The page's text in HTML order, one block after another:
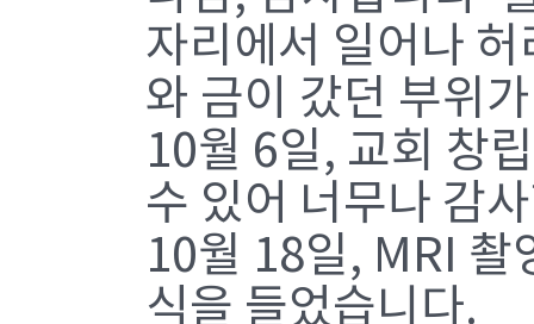
자리에서 일어나
와 금이 갔던 부위
10월 6일, 교회 창
수 있어 너무나 감
10월 18일, MRI 촬
식을 들었습니다.